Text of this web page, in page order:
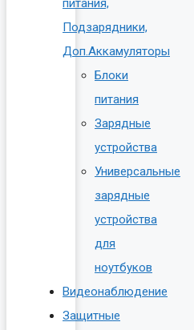
питания,
Подзарядники,
Доп.Аккамуляторы
Блоки
питания
Зарядные
устройства
Универсальные
зарядные
устройства
для
ноутбуков
Видеонаблюдение
Защитные